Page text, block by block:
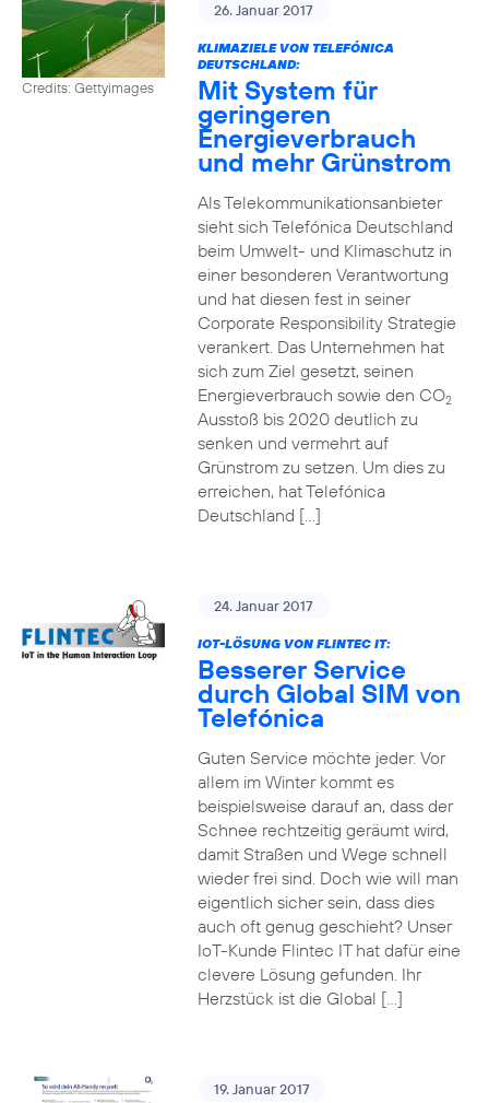
Credits: Gettyimages
26. Januar 2017
KLIMAZIELE VON TELEFÓNICA
DEUTSCHLAND:
Mit System für
geringeren
Energieverbrauch
und mehr Grünstrom
Als Telekommunikationsanbieter
sieht sich Telefónica Deutschland
beim Umwelt- und Klimaschutz in
einer besonderen Verantwortung
und hat diesen fest in seiner
Corporate Responsibility Strategie
verankert. Das Unternehmen hat
sich zum Ziel gesetzt, seinen
Energieverbrauch sowie den CO2
Ausstoß bis 2020 deutlich zu
senken und vermehrt auf
Grünstrom zu setzen. Um dies zu
erreichen, hat Telefónica
Deutschland […]
24. Januar 2017
IOT-LÖSUNG VON FLINTEC IT:
Besserer Service
durch Global SIM von
Telefónica
Guten Service möchte jeder. Vor
allem im Winter kommt es
beispielsweise darauf an, dass der
Schnee rechtzeitig geräumt wird,
damit Straßen und Wege schnell
wieder frei sind. Doch wie will man
eigentlich sicher sein, dass dies
auch oft genug geschieht? Unser
IoT-Kunde Flintec IT hat dafür eine
clevere Lösung gefunden. Ihr
Herzstück ist die Global […]
19. Januar 2017